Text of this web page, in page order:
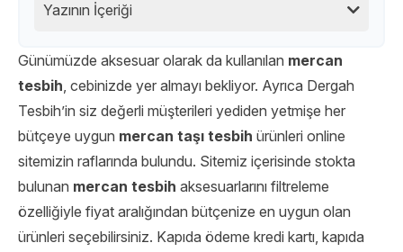
Yazının İçeriği
Günümüzde aksesuar olarak da kullanılan mercan
tesbih, cebinizde yer almayı bekliyor. Ayrıca Dergah
Tesbih’in siz değerli müşterileri yediden yetmişe her
bütçeye uygun mercan taşı tesbih ürünleri online
sitemizin raflarında bulundu. Sitemiz içerisinde stokta
bulunan mercan tesbih aksesuarlarını filtreleme
özelliğiyle fiyat aralığından bütçenize en uygun olan
ürünleri seçebilirsiniz. Kapıda ödeme kredi kartı, kapıda